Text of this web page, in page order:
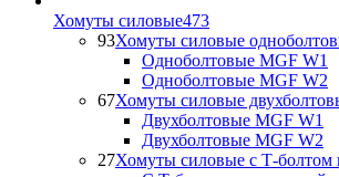
Хомуты силовые473
93Хомуты силовые
Одноболтовые MGF W1
Одноболтовые MGF W2
67Хомуты силовые
Двухболтовые MGF W1
Двухболтовые MGF W2
27Хомуты силовые с Т-